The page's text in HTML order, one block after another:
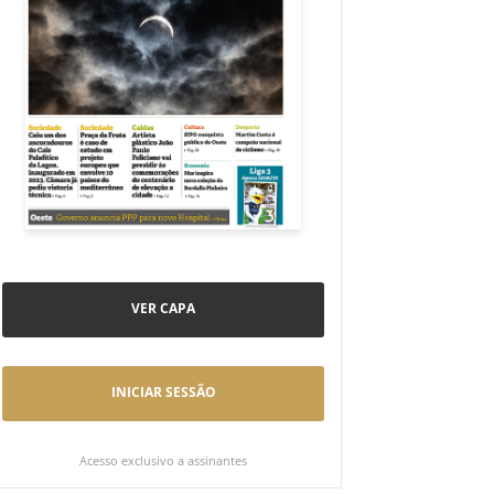
VER CAPA
INICIAR SESSÃO
Acesso exclusivo a assinantes